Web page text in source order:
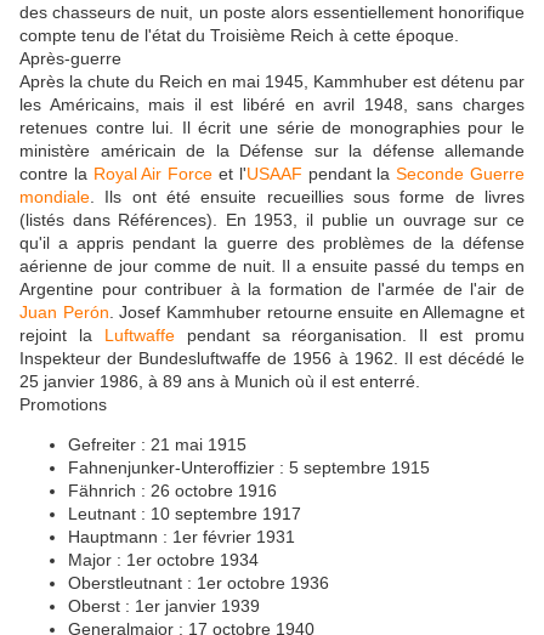
des chasseurs de nuit, un poste alors essentiellement honorifique
compte tenu de l'état du Troisième Reich à cette époque.
Après-guerre
Après la chute du Reich en mai 1945, Kammhuber est détenu par
les Américains, mais il est libéré en avril 1948, sans charges
retenues contre lui. Il écrit une série de monographies pour le
ministère américain de la Défense sur la défense allemande
contre la Royal Air Force et l'USAAF pendant laSeconde Guerre
mondiale . Ils ont été ensuite recueillies sous forme de livres
(listés dans Références). En 1953, il publie un ouvrage sur ce
qu'il a appris pendant la guerre des problèmes de la défense
aérienne de jour comme de nuit. Il a ensuite passé du temps en
Argentine pour contribuer à la formation de l'armée de l'air de
Juan Perón . Josef Kammhuber retourne ensuite en Allemagne et
rejoint la Luftwaffependant sa réorganisation. Il est promu
Inspekteur der Bundesluftwaffe de 1956 à 1962. Il est décédé le
25 janvier 1986, à 89 ans à Munich où il est enterré.
Promotions
Gefreiter : 21 mai 1915
Fahnenjunker-Unteroffizier : 5 septembre 1915
Fähnrich : 26 octobre 1916
Leutnant : 10 septembre 1917
Hauptmann : 1er février 1931
Major : 1er octobre 1934
Oberstleutnant : 1er octobre 1936
Oberst : 1er janvier 1939
Generalmajor : 17 octobre 1940